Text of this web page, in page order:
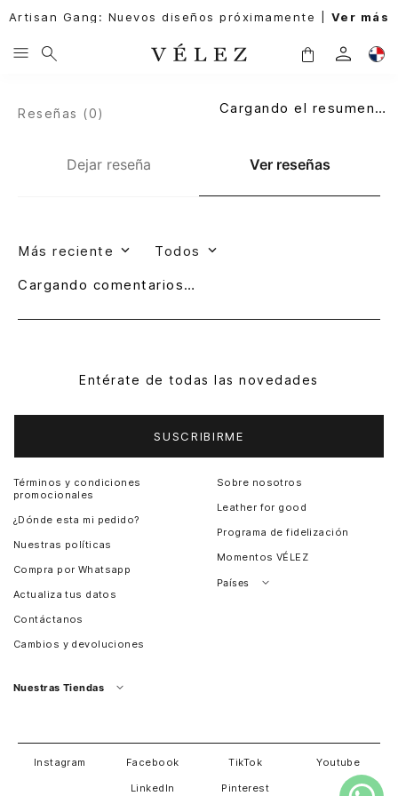
Artisan Gang: Nuevos diseños próximamente | Ver más
Dejar reseña Ver reseñas
Reseñas (0) Cargando el resumen…
Más reciente Todos
Cargando comentarios…
Entérate de todas las novedades
SUSCRIBIRME
Términos y condiciones
promocionales
¿Dónde esta mi pedido?
Nuestras políticas
Compra por Whatsapp
Actualiza tus datos
Contáctanos
Cambios y devoluciones
Sobre nosotros
Leather for good
Programa de fidelización
Momentos VÉLEZ
Países
Costa Rica
Nuestras Tiendas
Instagram
Facebook TikTok Youtube
LinkedIn Pinterest